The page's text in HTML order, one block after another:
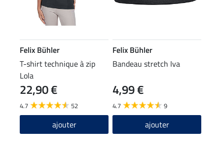
Felix Bühler
T-shirt technique à zip
Lola
22,90 €
4.7 52
ajouter
Felix Bühler
Bandeau stretch Iva
4,99 €
4.7 9
ajouter